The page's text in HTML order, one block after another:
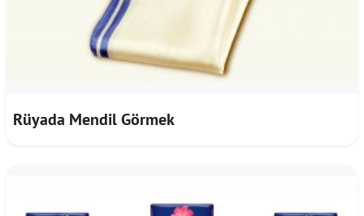
Rüyada Mendil Görmek